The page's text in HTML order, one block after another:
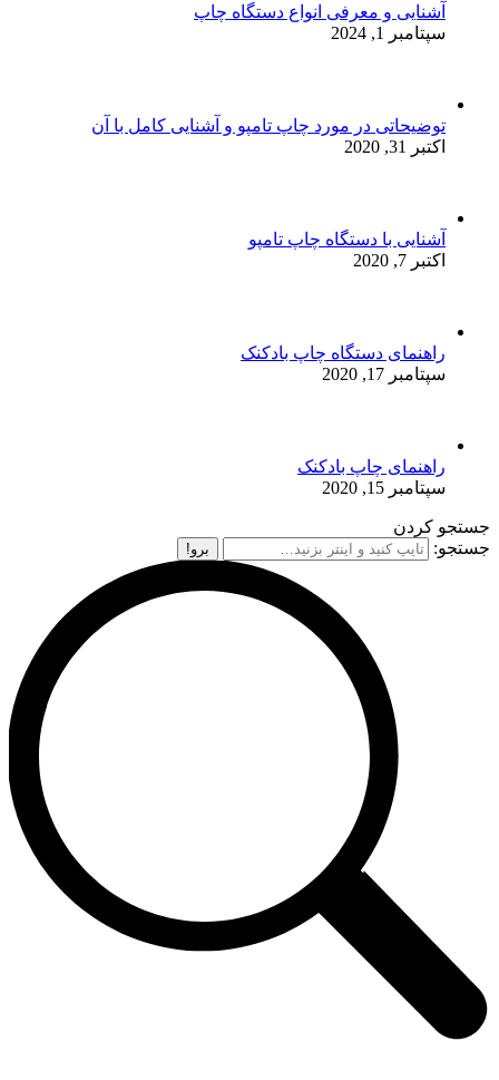
آشنایی و معرفی انواع دستگاه چاپ
سپتامبر 1, 2024
توضیحاتی در مورد چاپ تامپو و آشنایی کامل با آن
اکتبر 31, 2020
آشنایی با دستگاه چاپ تامپو
اکتبر 7, 2020
راهنمای دستگاه چاپ بادکنک
سپتامبر 17, 2020
راهنمای چاپ بادکنک
سپتامبر 15, 2020
جستجو کردن
جستجو: